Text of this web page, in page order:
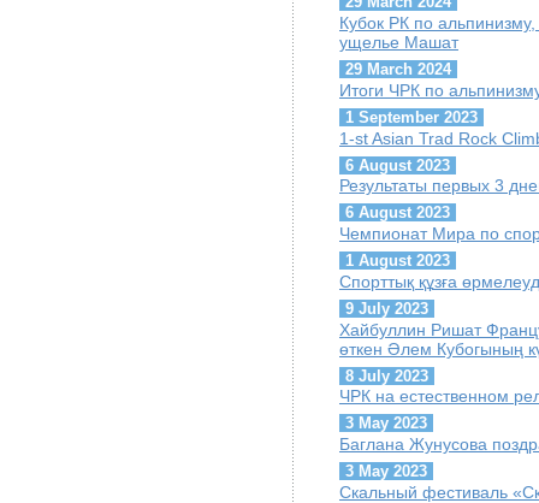
Кубок РК по
ущелье Машат
29 March 2024
Итоги ЧРК по
1 September 2023
1-st Asian Trad Rock
6 August 2023
Результаты первых 3
6 August 2023
Чемпионат Мира по
1 August 2023
Спорттық құзға
9 July 2023
Хайбуллин Ришат
өткен Әлем Кубогының
8 July 2023
ЧРК на естественном
3 May 2023
Баглана Жунусова
3 May 2023
Скальный фестиваль